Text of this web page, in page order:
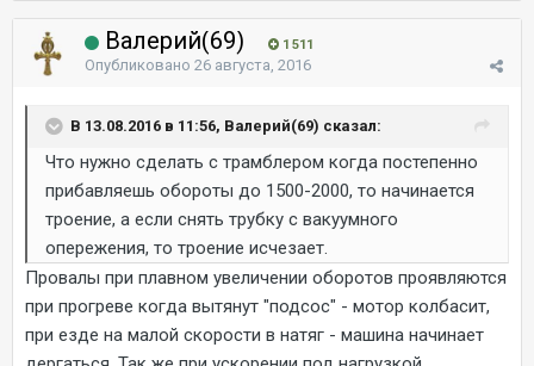
Валерий(69) 1 511
Опубликовано 26 августа, 2016
В 13.08.2016 в 11:56, Валерий(69) сказал:
Что нужно сделать с трамблером когда постепенно
прибавляешь обороты до 1500-2000, то начинается
троение, а если снять трубку с вакуумного
опережения, то троение исчезает.
Провалы при плавном увеличении оборотов проявляются
при прогреве когда вытянут "подсос" - мотор колбасит,
при езде на малой скорости в натяг - машина начинает